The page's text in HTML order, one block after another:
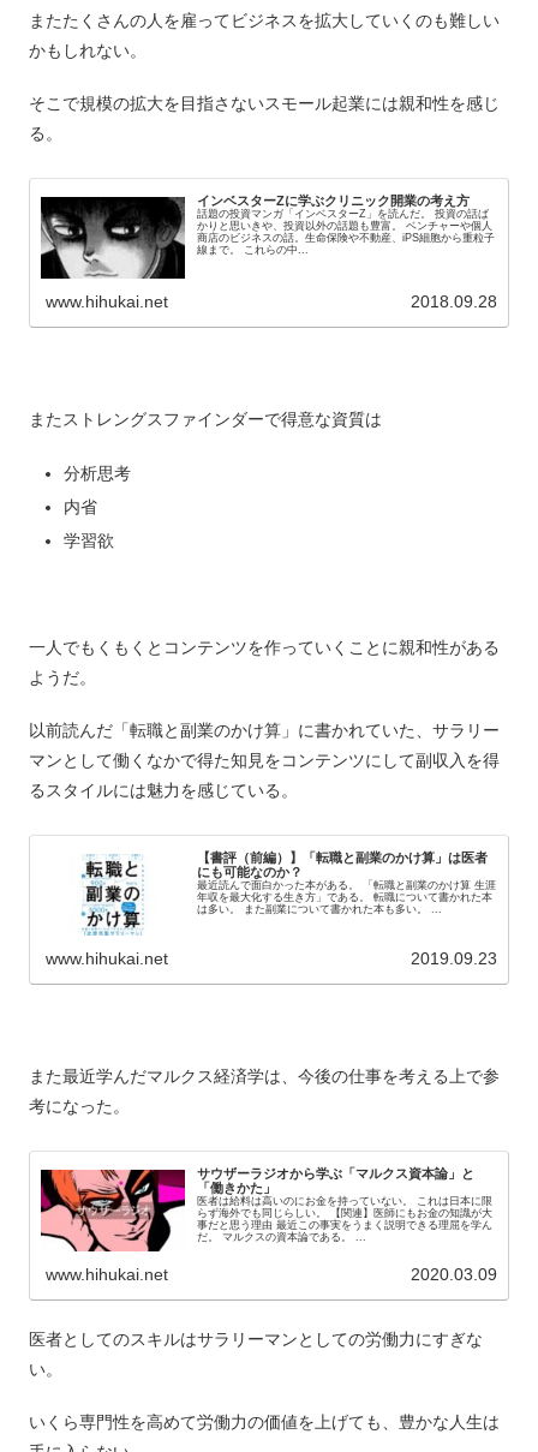
またたくさんの人を雇ってビジネスを拡大していくのも難しい
かもしれない。
そこで規模の拡大を目指さないスモール起業には親和性を感じ
る。
インベスターZに学ぶクリニック開業の考え方
話題の投資マンガ「インベスターZ」を読んだ。 投資の話ば
かりと思いきや、投資以外の話題も豊富。 ベンチャーや個人
商店のビジネスの話。生命保険や不動産、iPS細胞から重粒子
線まで。 これらの中...
www.hihukai.net 2018.09.28
またストレングスファインダーで得意な資質は
分析思考
内省
学習欲
一人でもくもくとコンテンツを作っていくことに親和性がある
ようだ。
以前読んだ「転職と副業のかけ算」に書かれていた、サラリー
マンとして働くなかで得た知見をコンテンツにして副収入を得
るスタイルには魅力を感じている。
【書評（前編）】「転職と副業のかけ算」は医者
にも可能なのか？
最近読んで面白かった本がある。 「転職と副業のかけ算 生涯
年収を最大化する生き方」である。 転職について書かれた本
は多い。 また副業について書かれた本も多い。 ...
www.hihukai.net 2019.09.23
また最近学んだマルクス経済学は、今後の仕事を考える上で参
考になった。
サウザーラジオから学ぶ「マルクス資本論」と
「働きかた」
医者は給料は高いのにお金を持っていない。 これは日本に限
らず海外でも同じらしい。 【関連】医師にもお金の知識が大
事だと思う理由 最近この事実をうまく説明できる理屈を学ん
だ。 マルクスの資本論である。 ...
www.hihukai.net 2020.03.09
医者としてのスキルはサラリーマンとしての労働力にすぎな
い。
いくら専門性を高めて労働力の価値を上げても、豊かな人生は